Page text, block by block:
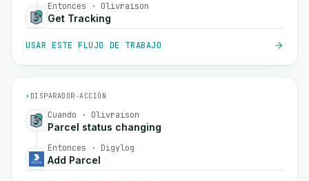
Entonces · Olivraison
Get Tracking
USAR ESTE FLUJO DE TRABAJO
⚡ DISPARADOR→ACCIÓN
Cuando · Olivraison
Parcel status changing
Entonces · Digylog
Add Parcel